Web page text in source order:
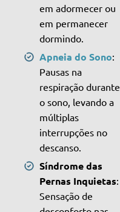
em adormecer ou
em permanecer
dormindo.
Apneia do Sono:
Pausas na
respiração durante
o sono, levando a
múltiplas
interrupções no
descanso.
Síndrome das
Pernas Inquietas:
Sensação de